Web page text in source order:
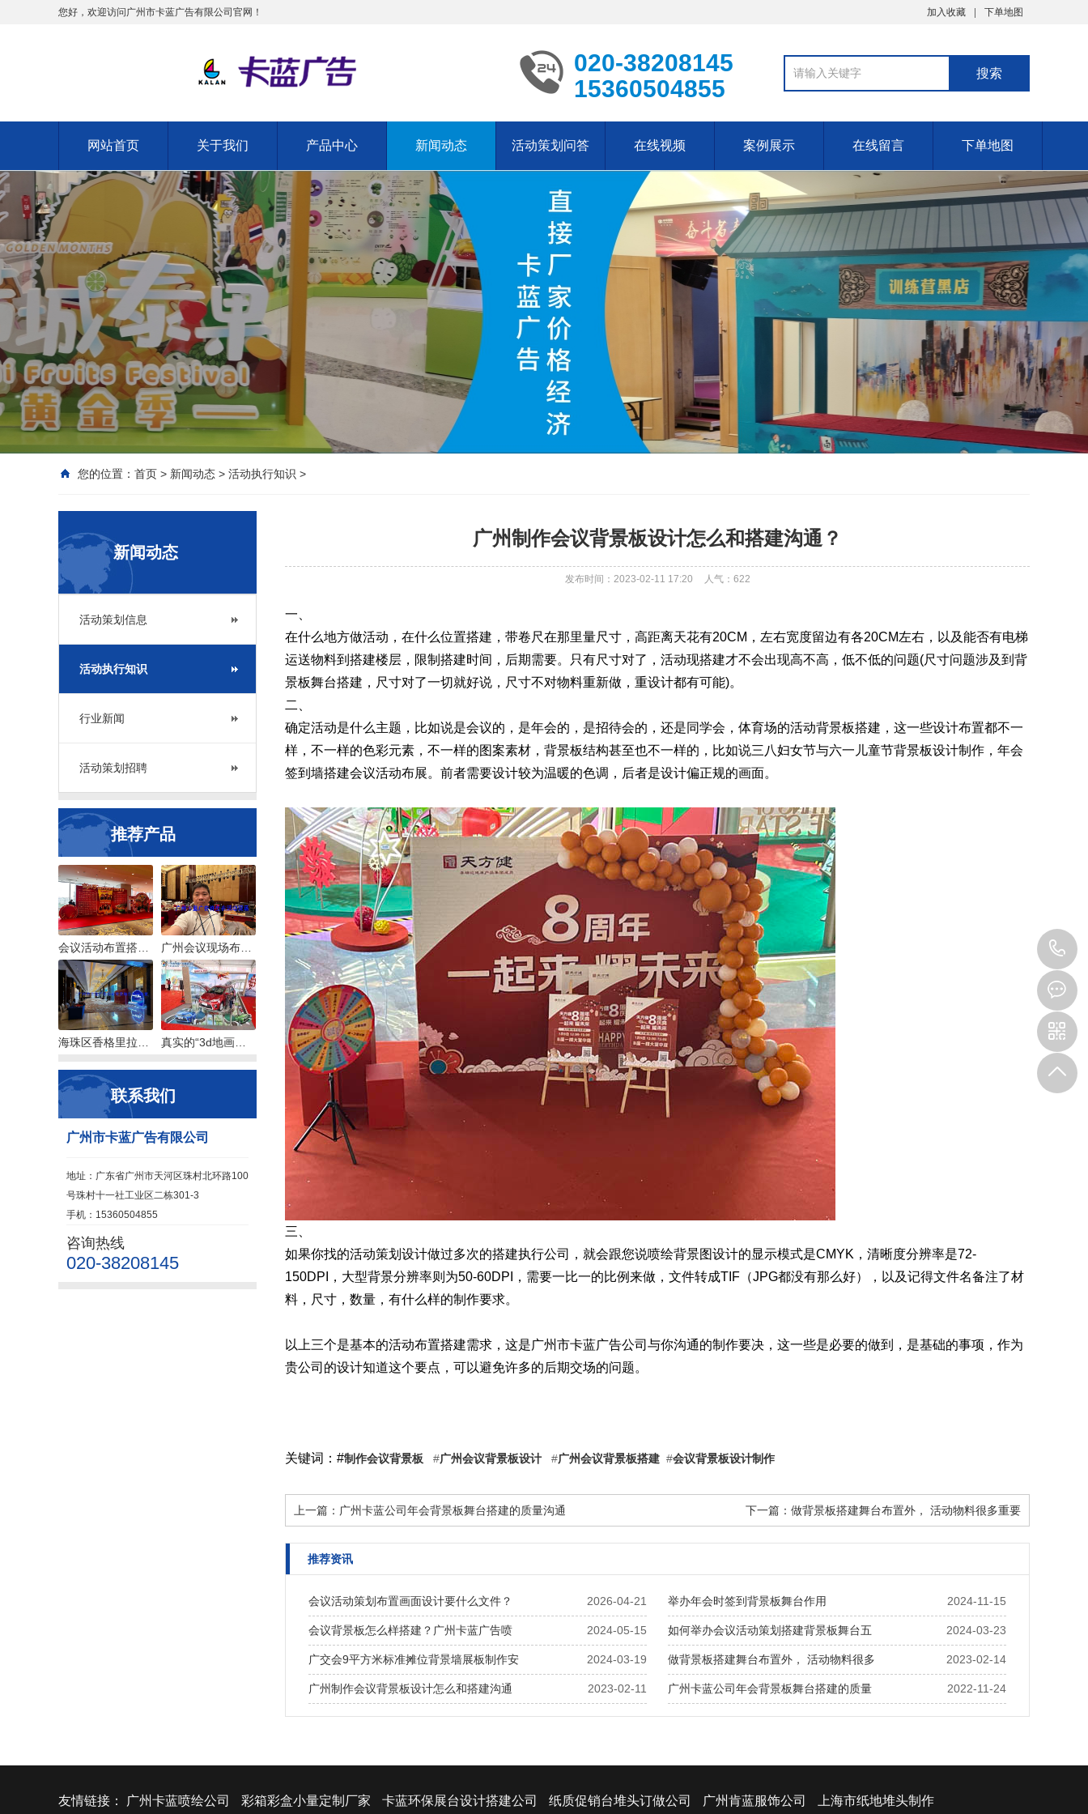
您好，欢迎访问广州市卡蓝广告有限公司官网！ 加入收藏 下单地图
020-38208145
15360504855
网站首页 关于我们 产品中心 新闻动态 活动策划问答 在线视频 案例展示 在线留言 下单地图
您的位置： 首页 > 新闻动态 > 活动执行知识 >
新闻动态
活动策划信息
活动执行知识
行业新闻
活动策划招聘
推荐产品
联系我们
广州市卡蓝广告有限公司
地址：广东省广州市天河区珠村北环路100
号珠村十一社工业区二栋301-3
手机：15360504855
咨询热线
020-38208145
广州制作会议背景板设计怎么和搭建沟通？
发布时间：2023-02-11 17:20 人气： 622
一、
在什么地方做活动，在什么位置搭建，带卷尺在那里量尺寸，高距离天花有20CM，左右宽度留边有各20CM左右，以及能否有电梯
运送物料到搭建楼层，限制搭建时间，后期需要。只有尺寸对了，活动现搭建才不会出现高不高，低不低的问题(尺寸问题涉及到背
景板舞台搭建，尺寸对了一切就好说，尺寸不对物料重新做，重设计都有可能)。
二、
确定活动是什么主题，比如说是会议的，是年会的，是招待会的，还是同学会，体育场的活动背景板搭建，这一些设计布置都不一
样，不一样的色彩元素，不一样的图案素材，背景板结构甚至也不一样的，比如说三八妇女节与六一儿童节背景板设计制作，年会
签到墙搭建会议活动布展。前者需要设计较为温暖的色调，后者是设计偏正规的画面。
三、
如果你找的活动策划设计做过多次的搭建执行公司，就会跟您说喷绘背景图设计的显示模式是CMYK，清晰度分辨率是72-
150DPI，大型背景分辨率则为50-60DPI，需要一比一的比例来做，文件转成TIF（JPG都没有那么好），以及记得文件名备注了材
料，尺寸，数量，有什么样的制作要求。
以上三个是基本的活动布置搭建需求，这是广州市卡蓝广告公司与你沟通的制作要决，这一些是必要的做到，是基础的事项，作为
贵公司的设计知道这个要点，可以避免许多的后期交场的问题。
关键词：#制作会议背景板 #广州会议背景板设计 #广州会议背景板搭建 #会议背景板设计制作
上一篇： 广州卡蓝公司年会背景板舞台搭建的质量沟通 下一篇： 做背景板搭建舞台布置外， 活动物料很多重要
推荐资讯
2026-04-21
会议活动策划布置画面设计要什么文件？ 2024-11-15
举办年会时签到背景板舞台作用
2024-05-15
会议背景板怎么样搭建？广州卡蓝广告喷 2024-03-23
如何举办会议活动策划搭建背景板舞台五
2024-03-19
广交会9平方米标准摊位背景墙展板制作安 2023-02-14
做背景板搭建舞台布置外， 活动物料很多
2023-02-11
广州制作会议背景板设计怎么和搭建沟通 2022-11-24
广州卡蓝公司年会背景板舞台搭建的质量
友情链接： 广州卡蓝喷绘公司 彩箱彩盒小量定制厂家 卡蓝环保展台设计搭建公司 纸质促销台堆头订做公司 广州肯蓝服饰公司 上海市纸地堆头制作